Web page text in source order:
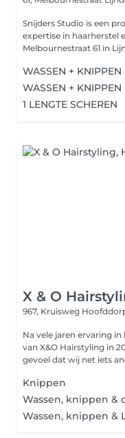
Snijders Studio is een
expertise in haarherstel
Melbournestraat 61 in
WASSEN +
WASSEN + KNIPPEN
1 LENGTE SCHEREN
X & O
967, Kruisweg
Na vele jaren ervaring
van X&O Hairstyling in
gevoel dat wij net iets
Knippen
Wassen, knippen &
Wassen, knippen &